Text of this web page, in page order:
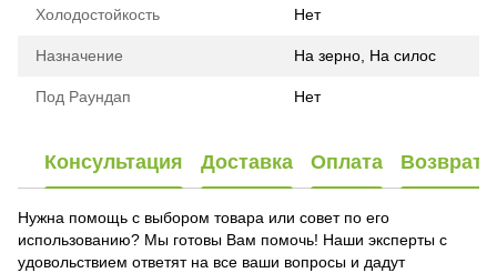
Холодостойкость Нет
Назначение На зерно, На силос
Под Раундап Нет
Консультация Доставка Оплата Возврат
Нужна помощь с выбором товара или совет по его
использованию? Мы готовы Вам помочь! Наши эксперты с
удовольствием ответят на все ваши вопросы и дадут